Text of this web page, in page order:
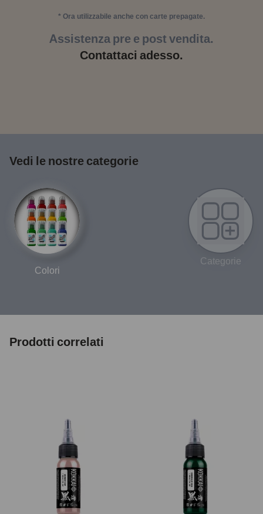
* Ora utilizzabile anche con carte prepagate.
Assistenza pre e post vendita.
Contattaci adesso.
Vedi le nostre categorie
Colori
Categorie
Prodotti correlati